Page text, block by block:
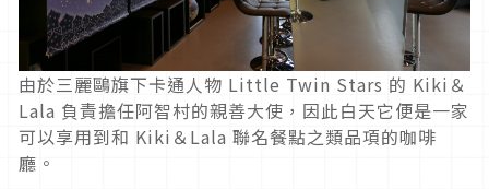
由於三麗鷗旗下卡通人物 Little Twin Stars 的 Kiki＆
Lala 負責擔任阿智村的親善大使，因此白天它便是一家
可以享用到和 Kiki＆Lala 聯名餐點之類品項的咖啡
廳。